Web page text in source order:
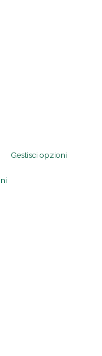
Gestisci opzioni